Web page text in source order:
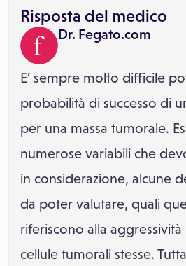
Risposta del medico
Dr. Fegato.com
E’ sempre molto difficile
probabilità di successo di
per una massa tumorale.
numerose variabili che
in considerazione, alcune
da poter valutare, quali
riferiscono alla
cellule tumorali stesse.